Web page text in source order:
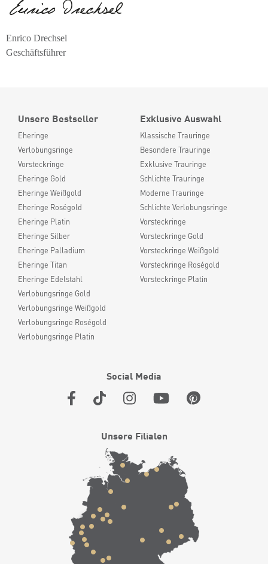
Enrico Drechsel
Geschäftsführer
Unsere Bestseller
Eheringe
Verlobungsringe
Vorsteckringe
Eheringe Gold
Eheringe Weißgold
Eheringe Roségold
Eheringe Platin
Eheringe Silber
Eheringe Palladium
Eheringe Titan
Eheringe Edelstahl
Verlobungsringe Gold
Verlobungsringe Weißgold
Verlobungsringe Roségold
Verlobungsringe Platin
Exklusive Auswahl
Klassische Trauringe
Besondere Trauringe
Exklusive Trauringe
Schlichte Trauringe
Moderne Trauringe
Schlichte Verlobungsringe
Vorsteckringe
Vorsteckringe Gold
Vorsteckringe Weißgold
Vorsteckringe Roségold
Vorsteckringe Platin
Social Media
Unsere Filialen